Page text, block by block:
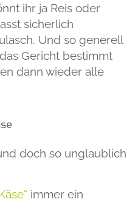
ihr ja Reis oder
sicherlich
Und so generell
Gericht bestimmt
dann wieder alle
doch so unglaublich
immer ein